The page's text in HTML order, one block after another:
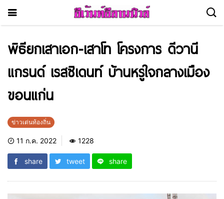
พิธียกเสาเอก-เสาโท โครงการ ดีวานี
แกรนด์ เรสซิเดนท์ บ้านหรูใจกลางเมือง
ขอนแก่น
ข่าวเด่นท้องถิ่น
11 ก.ค. 2022 1228
share tweet share